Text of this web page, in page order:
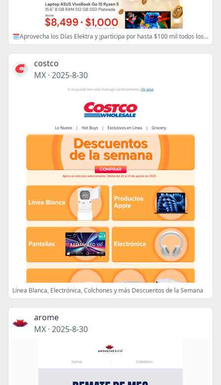
🗓️Aprovecha los Días Elektra y ¡participa por hasta $100 mil todos los días! 🤑💰
costco
MX · 2025-8-30
Línea Blanca, Electrónica, Colchones y más Descuentos de la Semana
arome
MX · 2025-8-30